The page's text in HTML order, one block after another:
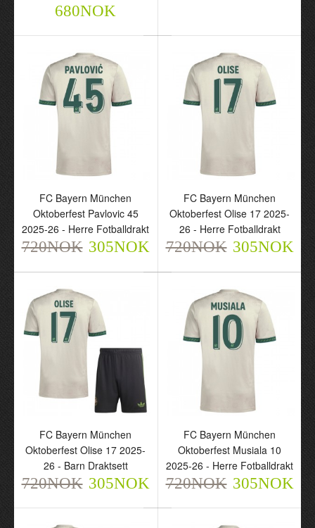
FC Bayern München Pre-
Match 2025-26 - Herre
720NOK 305NOK
Bayern München
Trenings Dresser 2025-
26 Rød - Herre
1.213NOK
680NOK
Bayern München Terrace
Icons 2025-26 - Herre
Fotballdrakt
720NOK 305NOK
680NOK
FC Bayern München
Oktoberfest Pavlovic 45
2025-26 - Herre Fotballdrakt
720NOK 305NOK
FC Bayern München
Oktoberfest Olise 17 2025-
26 - Herre Fotballdrakt
720NOK 305NOK
FC Bayern München
Oktoberfest Olise 17 2025-
26 - Barn Draktsett
720NOK 305NOK
FC Bayern München
Oktoberfest Musiala 10
2025-26 - Herre Fotballdrakt
720NOK 305NOK